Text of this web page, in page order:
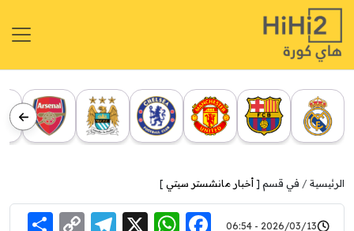
الرئيسية في قسم [ أخبار مانشستر سيتي ]
2026/03/13 - 06:54